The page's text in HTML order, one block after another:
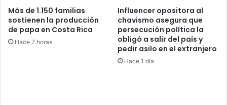
Más de 1.150 familias
sostienen la producción
de papa en Costa Rica
Hace 7 horas
Influencer opositora al
chavismo asegura que
persecución política la
obligó a salir del país y
pedir asilo en el extranjero
Hace 1 día